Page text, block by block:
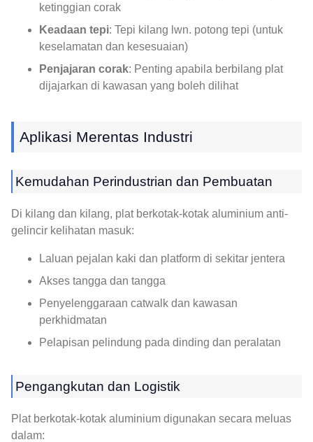
ketinggian corak
Keadaan tepi: Tepi kilang lwn. potong tepi (untuk
keselamatan dan kesesuaian)
Penjajaran corak: Penting apabila berbilang plat
dijajarkan di kawasan yang boleh dilihat
Aplikasi Merentas Industri
Kemudahan Perindustrian dan Pembuatan
Di kilang dan kilang, plat berkotak-kotak aluminium anti-
gelincir kelihatan masuk:
Laluan pejalan kaki dan platform di sekitar jentera
Akses tangga dan tangga
Penyelenggaraan catwalk dan kawasan
perkhidmatan
Pelapisan pelindung pada dinding dan peralatan
Pengangkutan dan Logistik
Plat berkotak-kotak aluminium digunakan secara meluas
dalam: